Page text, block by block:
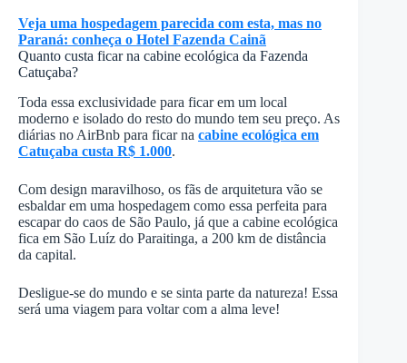
Veja uma hospedagem parecida com esta, mas no
Paraná: conheça o Hotel Fazenda Cainã
Quanto custa ficar na cabine ecológica da Fazenda
Catuçaba?
Toda essa exclusividade para ficar em um local
moderno e isolado do resto do mundo tem seu preço. As
diárias no AirBnb para ficar na cabine ecológica em
Catuçaba custa R$ 1.000.
Com design maravilhoso, os fãs de arquitetura vão se
esbaldar em uma hospedagem como essa perfeita para
escapar do caos de São Paulo, já que a cabine ecológica
fica em São Luíz do Paraitinga, a 200 km de distância
da capital.
Desligue-se do mundo e se sinta parte da natureza! Essa
será uma viagem para voltar com a alma leve!